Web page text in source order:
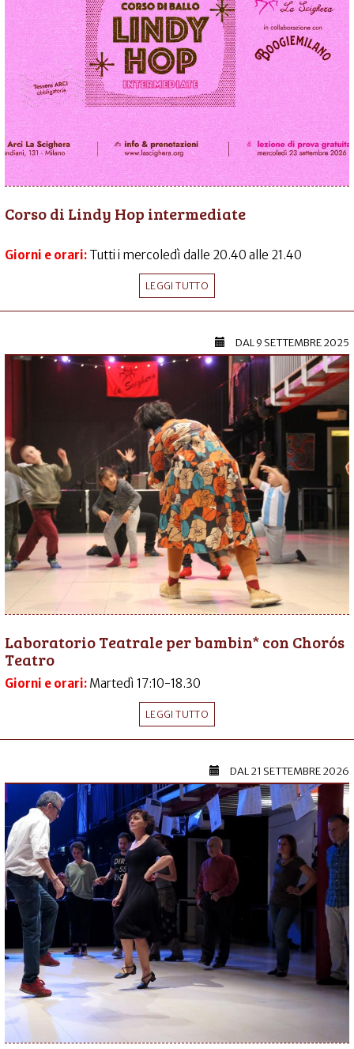
Corso di Lindy Hop intermediate
Giorni e orari: Tutti i mercoledì dalle 20.40 alle 21.40
LEGGI TUTTO
DAL9 SETTEMBRE 2025
Laboratorio Teatrale per bambin* con Chorós
Teatro
Giorni e orari: Martedì 17:10-18.30
LEGGI TUTTO
DAL21 SETTEMBRE 2026